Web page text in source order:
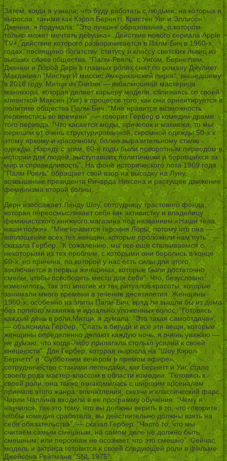
Затем, когда я узнала, что буду работать с людьми, на которых я
выросла, такими как Кэрол Бернетт, Кристен Уиг и Эллисон
Дженни, я подумала: ”Это лучшее образование, о котором
только может мечтать девушка». Действие нового сериала Apple
TV+, действие которого разворачивается в Палм-Бич в 1960-х
годах, посвящено богатству, статусу и классу светских львиц из
высших слоев общества. “Палм-Рояль” с Уигом, Бернеттом,
Дженни и Лорой Дерн в главных ролях снят по роману Джулиет
Макдэниел “Мистер И миссис Американский пирог”, вышедшему
в 2018 году. Митци из Gerber — взбалмошная мастерица
маникюра, которая делает карьеру модели, сближаясь со своей
клиенткой Максин (Уиг) в процессе того, как она ориентируется в
политике общества Палм-Бич. “Мне нравится возможность
перенестись во времени”, — говорит Гербер о комедии-драме
того периода. “Что касается моды, причесок и макияжа, то мы
перешли от очень структурированной, скромной одежды 50-х к
этому яркому и красочному, более выразительному стилю
одежды. Наряду с этим, 60-е годы были поворотным периодом в
истории для людей, выступавших политически и боровшихся за
мир и справедливость”. На фоне исторического лета 1969 года
“Палм Рояль” обращает свой взор на высадку на Луну,
возвышение президента Ричарда Никсона и растущее движение
феминизма второй волны.
Дерн изображает Линду Шоу, сотрудницу трастового фонда,
которая переосмысливает себя как активистку и владелицу
феминистского книжного магазина под названием «Наши тела,
наши полки». “Мне нравится героиня Лоры, потому что она —
воплощение всех тех женщин, которые проложили нам путь”, —
сказала Гербер. “К сожалению, мы все еще сталкиваемся с
некоторыми из тех проблем, с которыми они боролись в конце
60-х, но причина, по которой у нас есть силы для этого,
заключается в первых женщинах, которые были достаточно
смелы, чтобы освободить место для себя”. Что, безусловно,
изменилось, так это многие из тех ритуалов красоты, которые
занимали много времени в течение десятилетия. Женщины
1960-х, особенно из элиты Палм-Бич, вряд ли вышли бы из дома
без полного макияжа и идеально уложенных волос. “Готовясь
каждый день в роли Митци, я думала: ”Это такая самоотдача»,
— объяснила Гербер. “Спать в бигуди и все эти вещи, которые
женщины определенно делают каждую ночь, я очень уважаю —
не думаю, что когда-либо прилагала столько усилий к своей
внешности”. Для Гербер, которая выросла на “Шоу Кэрол
Бернетт” и “Субботним вечером в прямом эфире»,
сотрудничество с такими легендами, как Бернетт и Уиг, стало
своего рода мастер-классом в области комедии. ”Готовясь к
своей роли, она также ознакомилась с широким арсеналом
приемов этого жанра: впечатления, скетчи и классический фарс
Чарли Чаплина входили в ее программу обучения. “Чему я
научился, так это тому, что вы должны верить в то, что говорите,
чтобы комедия сработала, вы действительно должны взять на
себя обязательства”, — сказал Гербер. “Часто то, что мы
считаем самым смешным, на самом деле не должно быть
смешным, или персонаж не осознает, что это смешно”. Сейчас
модель и актриса готовится к своей следующей роли в фильме
Джейсона Рейтмана “SNL 1975”.